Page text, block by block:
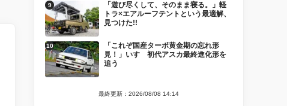
「遊び尽くして、そのまま寝る。」軽
トラ×エアルーフテントという最適解、
見つけた!!
「これぞ国産ターボ黄金期の忘れ形
見！」いすゞ初代アスカ最終進化形を
追う
最終更新：2026/08/08 14:14